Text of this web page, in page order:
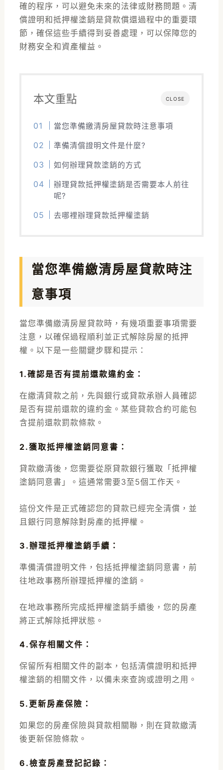
確的程序，可以避免未來的法律或財務問題。清
償證明和抵押權塗銷是貸款償還過程中的重要環
節，確保這些手續得到妥善處理，可以保障您的
財務安全和資產權益。
CLOSE
本文重點
當您準備繳清房屋貸款時注意事項
準備清償證明文件是什麼?
如何辦理貸款塗銷的方式
辦理貸款抵押權塗銷是否需要本人前往
呢?
去哪裡辦理貸款抵押權塗銷
當您準備繳清房屋貸款時注
意事項
當您準備繳清房屋貸款時，有幾項重要事項需要
注意，以確保過程順利並正式解除房屋的抵押
權。以下是一些關鍵步驟和提示：
1.確認是否有提前還款違約金 ：
在繳清貸款之前，先與銀行或貸款承辦人員確認
是否有提前還款的違約金。某些貸款合約可能包
含提前還款罰款條款。
2.獲取抵押權塗銷同意書 ：
貸款繳清後，您需要從原貸款銀行獲取「抵押權
塗銷同意書」。這通常需要3至5個工作天。
這份文件是正式確認您的貸款已經完全清償，並
且銀行同意解除對房產的抵押權。
3.辦理抵押權塗銷手續 ：
準備清償證明文件，包括抵押權塗銷同意書，前
往地政事務所辦理抵押權的塗銷。
在地政事務所完成抵押權塗銷手續後，您的房產
將正式解除抵押狀態。
4.保存相關文件 ：
保留所有相關文件的副本，包括清償證明和抵押
權塗銷的相關文件，以備未來查詢或證明之用。
5.更新房產保險 ：
如果您的房產保險與貸款相關聯，則在貸款繳清
後更新保險條款。
6.檢查房產登記記錄 ：